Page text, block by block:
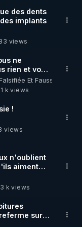
ODYSEE
sur la
des dents
implants
views
ne
rien et vous
Et Fausse
k views
!
views
n'oublient
aiment…
k views
sur